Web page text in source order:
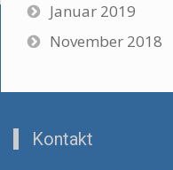
Januar 2019
November 2018
Kontakt